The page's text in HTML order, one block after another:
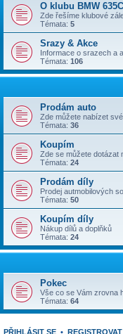
O klubu BMW
Zde řešíme klubové
Témata: 5
Srazy & Akce
Informace o srazech a
Témata: 106
Prodám auto
Zde můžete nabízet
Témata: 36
Koupím
Zde se můžete dotázat
Témata: 24
Prodám díly
Prodej autmobilových
Témata: 50
Koupím díly
Nákup dílů a doplňků
Témata: 24
Pokec
Vše co se Vám zrovna
Témata: 64
PŘIHLÁSIT SE • REGISTROVAT